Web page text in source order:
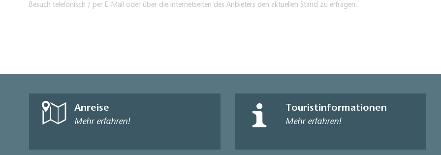
Besuch telefonisch / per E-Mail oder über die Internetseiten des Anbieters den aktuellen Stand zu erfragen.
Anreise
Mehr erfahren!
Touristinformationen
Mehr erfahren!